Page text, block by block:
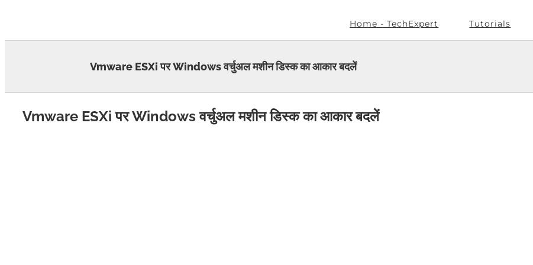
Home - TechExpert Tutorials
Vmware ESXi पर Windows वर्चुअल मशीन डिस्क का आकार बदलें
Vmware ESXi पर Windows वर्चुअल मशीन डिस्क का आकार बदलें